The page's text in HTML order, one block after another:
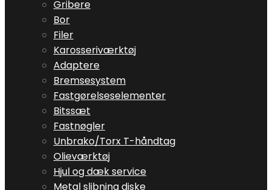
Gribere
Bor
Filer
Karosseriværktøj
Adaptere
Bremsesystem
Fastgørelseselementer
Bitssæt
Fastnøgler
Unbrako/Torx T-håndtag
Olieværktøj
Hjul og dæk service
Metal slibning diske